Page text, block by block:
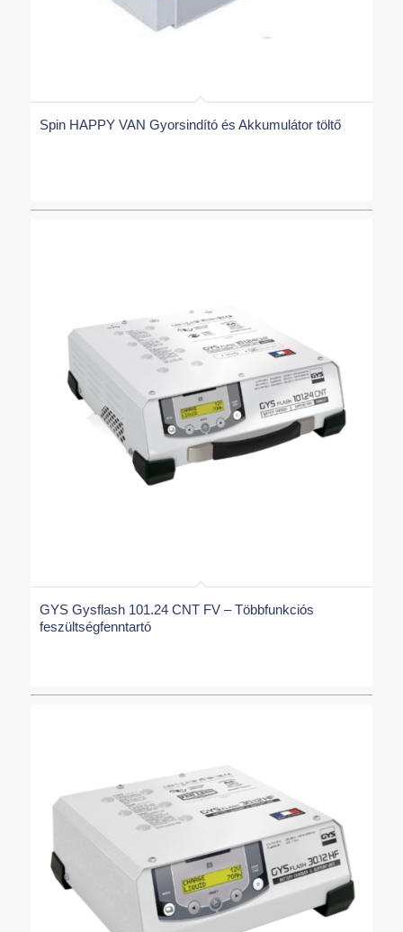
Spin HAPPY VAN Gyorsindító és Akkumulátor töltő
GYS Gysflash 101.24 CNT FV – Többfunkciós
feszültségfenntartó